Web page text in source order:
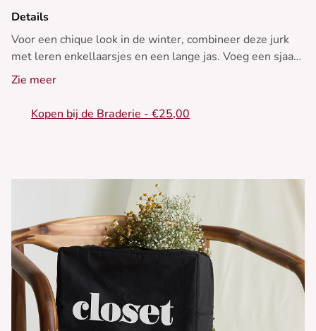
Details
Voor een chique look in de winter, combineer deze jurk
met leren enkellaarsjes en een lange jas. Voeg een sjaal
van wol toe voor extra warmte.
• Aansluitende jurk
• Lange mouwen
• Taille strik
Zie meer
Kopen bij de Braderie - €25,00